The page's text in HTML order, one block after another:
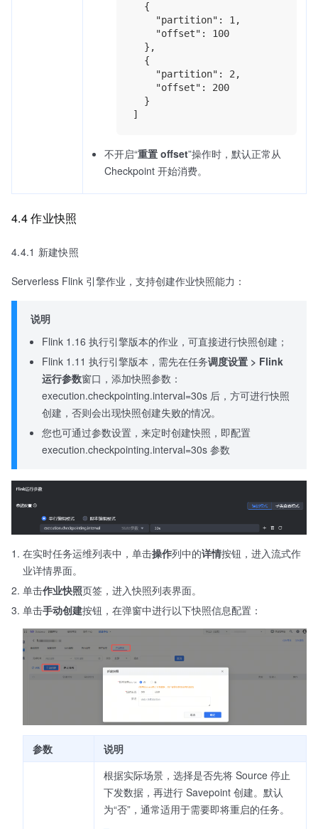
  {
    "partition": 1,
    "offset": 100
  },
  {
    "partition": 2,
    "offset": 200
  }
不开启“重置 offset”操作时，默认正常从
Checkpoint 开始消费。
4.4 作业快照
4.4.1 新建快照
Serverless Flink 引擎作业，支持创建作业快照能力：
说明
Flink 1.16 执行引擎版本的作业，可直接进行快照创建；
Flink 1.11 执行引擎版本，需先在任务调度设置 > Flink
运行参数窗口，添加快照参数：
execution.checkpointing.interval=30s 后，方可进行快照
创建，否则会出现快照创建失败的情况。
您也可通过参数设置，来定时创建快照，即配置
execution.checkpointing.interval=30s 参数
在实时任务运维列表中，单击操作列中的详情按钮，进入流式作
业详情界面。
单击作业快照页签，进入快照列表界面。
单击手动创建按钮，在弹窗中进行以下快照信息配置：
参数 说明
根据实际场景，选择是否先将 Source 停止
下发数据，再进行 Savepoint 创建。默认
为“否”，通常适用于需要即将重启的任务。